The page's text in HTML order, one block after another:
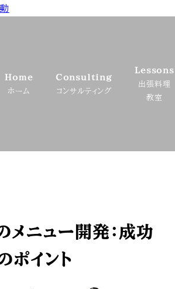
Home
ホーム
Consulting
コンサルティング
Lessons
出張料理
教室
メニュー開発：成功
ポイント